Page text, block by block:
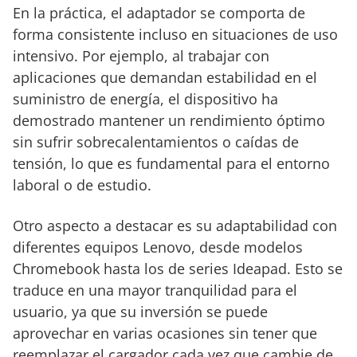
En la práctica, el adaptador se comporta de
forma consistente incluso en situaciones de uso
intensivo. Por ejemplo, al trabajar con
aplicaciones que demandan estabilidad en el
suministro de energía, el dispositivo ha
demostrado mantener un rendimiento óptimo
sin sufrir sobrecalentamientos o caídas de
tensión, lo que es fundamental para el entorno
laboral o de estudio.
Otro aspecto a destacar es su adaptabilidad con
diferentes equipos Lenovo, desde modelos
Chromebook hasta los de series Ideapad. Esto se
traduce en una mayor tranquilidad para el
usuario, ya que su inversión se puede
aprovechar en varias ocasiones sin tener que